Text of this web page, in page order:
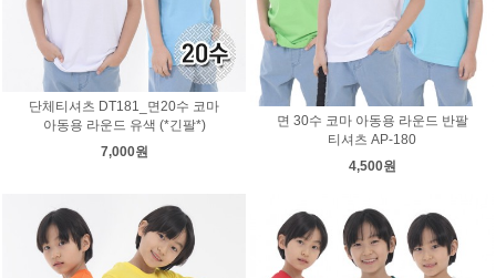
단체티셔츠 DT181_면20수 코마
아동용 라운드 유색 (*긴팔*)
7,000원
면 30수 코마 아동용 라운드 반팔
티셔츠 AP-180
4,500원